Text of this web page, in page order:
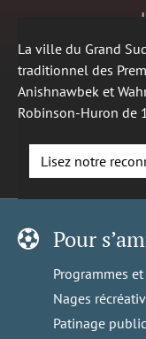
La ville du Grand
traditionnel des
Anishnawbek et
Robinson-Huron de
Lisez notre
Pour
Programmes
Nages
Patinage public